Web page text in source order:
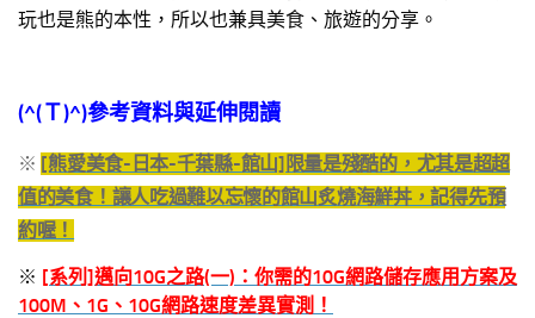
玩也是熊的本性，所以也兼具美食、旅遊的分享。
(^(Ｔ)^)參考資料與延伸閱讀
※ [熊愛美食-日本-千葉縣-館山]限量是殘酷的，尤其是超超
值的美食！讓人吃過難以忘懷的館山炙燒海鮮丼，記得先預
約喔！
※ [系列]邁向10G之路(一)：你需的10G網路儲存應用方案及
100M、1G、10G網路速度差異實測！